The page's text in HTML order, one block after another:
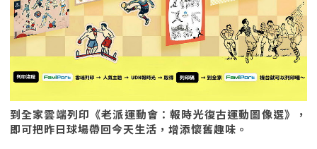
到全家雲端列印《老派運動會：報時光復古運動圖像選》，
即可把昨日球場帶回今天生活，增添懷舊趣味。